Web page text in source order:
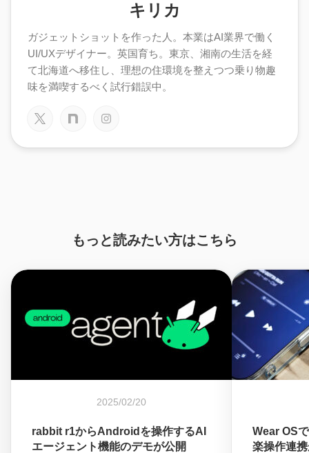
キリカ
ガジェットショットを作った人。本業はAI業界で働く
UI/UXデザイナー。英国育ち。東京、湘南の生活を経
て北海道へ移住し、理想の住環境を整えつつ乗り物趣
味を満喫するべく試行錯誤中。
もっと読みたい方はこちら
2025/02/20
rabbit r1からAndroidを操作するAI
エージェント機能のデモが公開
Wear OS
楽操作連